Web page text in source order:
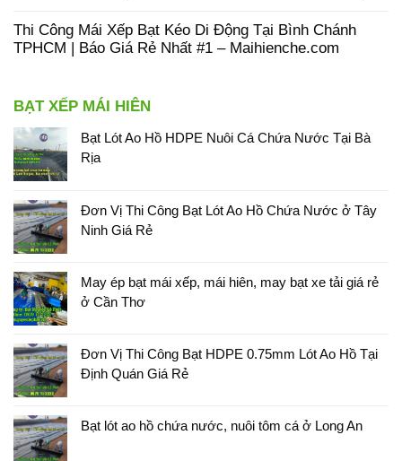
Thi Công Mái Xếp Bạt Kéo Di Động Tại Bình Chánh
TPHCM | Báo Giá Rẻ Nhất #1 – Maihienche.com
BẠT XẾP MÁI HIÊN
Bạt Lót Ao Hồ HDPE Nuôi Cá Chứa Nước Tại Bà
Rịa
Đơn Vị Thi Công Bạt Lót Ao Hồ Chứa Nước ở Tây
Ninh Giá Rẻ
May ép bạt mái xếp, mái hiên, may bạt xe tải giá rẻ
ở Cần Thơ
Đơn Vị Thi Công Bạt HDPE 0.75mm Lót Ao Hồ Tại
Định Quán Giá Rẻ
Bạt lót ao hồ chứa nước, nuôi tôm cá ở Long An